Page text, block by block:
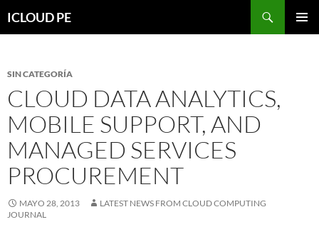
hacia
ICLOUD PE
SIN CATEGORÍA
CLOUD DATA ANALYTICS,
MOBILE SUPPORT, AND
MANAGED SERVICES
PROCUREMENT
MAYO 28, 2013
LATEST NEWS FROM CLOUD COMPUTING
JOURNAL